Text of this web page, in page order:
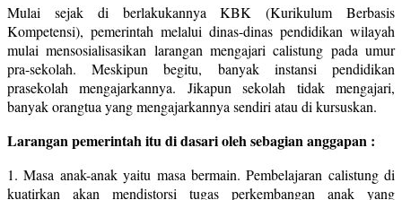
Mulai sejak di berlakukannya KBK (Kurikulum Berbasis
Kompetensi), pemerintah melalui dinas-dinas pendidikan wilayah
mulai mensosialisasikan larangan mengajari calistung pada umur
pra-sekolah. Meskipun begitu, banyak instansi pendidikan
prasekolah mengajarkannya. Jikapun sekolah tidak mengajari,
banyak orangtua yang mengajarkannya sendiri atau di kursuskan.
Larangan pemerintah itu di dasari oleh sebagian anggapan :
1. Masa anak-anak yaitu masa bermain. Pembelajaran calistung di
kuatirkan akan mendistorsi tugas perkembangan anak yang